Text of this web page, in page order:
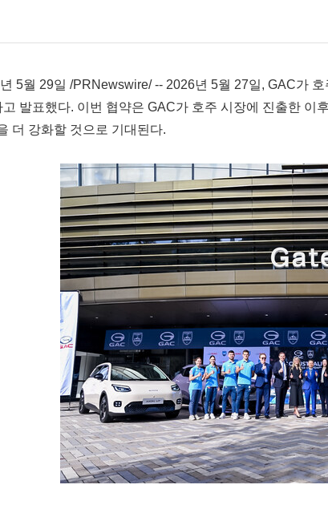
5월 29일 /PRNewswire/ -- 2026년 5월 27일, GAC가
발표했다. 이번 협약은 GAC가 호주 시장에 진출한 이
더 강화할 것으로 기대된다.